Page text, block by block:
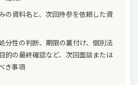
の資料名と、次回持参を依頼した資
分性の判断、期限の裏付け、個別法
的の最終確認など、次回面談または
き事項